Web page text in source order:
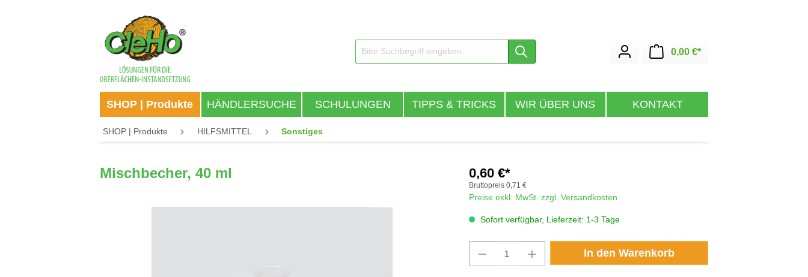
Zur Hauptnavigation springen
0,00 €*Warenkorb enthält 0
SHOP | Produkte HÄNDLERSUCHE SCHULUNGEN TIPPS & TRICKS WIR ÜBER UNS KONTAKT
SHOP | Produkte HILFSMITTEL Sonstiges
Mischbecher, 40 ml 0,60 €*
Bruttopreis 0,71 €
Preise exkl. MwSt. zzgl. Versandkosten
Sofort verfügbar, Lieferzeit: 1-3 Tage
Produkt Anzahl: Gib den gewünschten Wert ein
In den Warenkorb